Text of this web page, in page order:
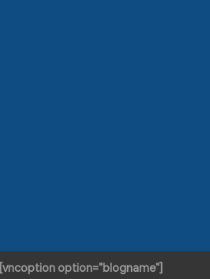
[vncoption option="blogname"]